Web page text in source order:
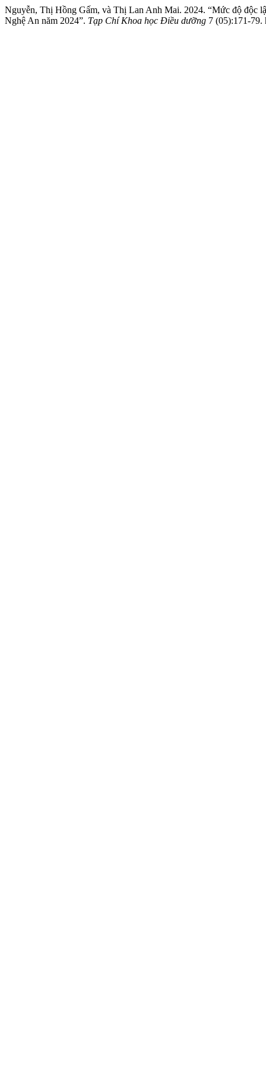
Nguyễn, Thị Hồng Gấm, và Thị Lan Anh Mai. 2024. “Mức độ độc
Nghệ An năm 2024”. Tạp Chí Khoa học Điều dưỡng 7 (05):171-79.